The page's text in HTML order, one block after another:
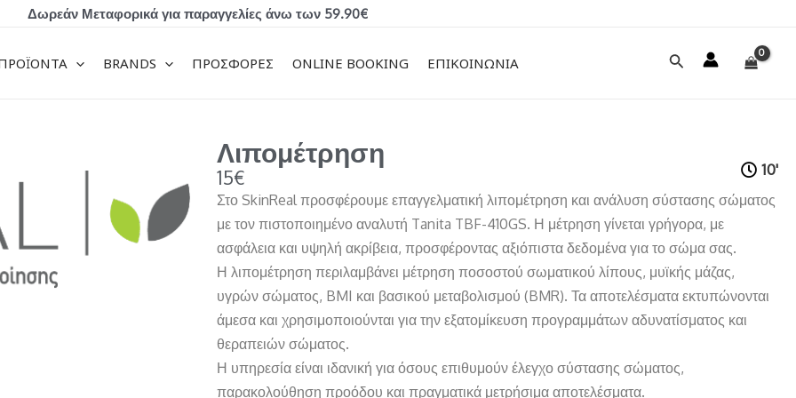
Δωρεάν Μεταφορικά για παραγγελίες άνω των 59.90€
BRANDS ΠΡΟΣΦΟΡΕΣ ONLINE BOOKING ΕΠΙΚΟΙΝΩΝΙΑ Αναζήτηση
10'
Λιπομέτρηση
15€
Στο SkinReal προσφέρουμε επαγγελματική λιπομέτρηση και ανάλυση σύστασης σώματος
με τον πιστοποιημένο αναλυτή Tanita TBF-410GS. Η μέτρηση γίνεται γρήγορα, με
ασφάλεια και υψηλή ακρίβεια, προσφέροντας αξιόπιστα δεδομένα για το σώμα σας.
Η λιπομέτρηση περιλαμβάνει μέτρηση ποσοστού σωματικού λίπους, μυϊκής μάζας,
υγρών σώματος, BMI και βασικού μεταβολισμού (BMR). Τα αποτελέσματα εκτυπώνονται
άμεσα και χρησιμοποιούνται για την εξατομίκευση προγραμμάτων αδυνατίσματος και
θεραπειών σώματος.
Η υπηρεσία είναι ιδανική για όσους επιθυμούν έλεγχο σύστασης σώματος,
παρακολούθηση προόδου και πραγματικά μετρήσιμα αποτελέσματα.